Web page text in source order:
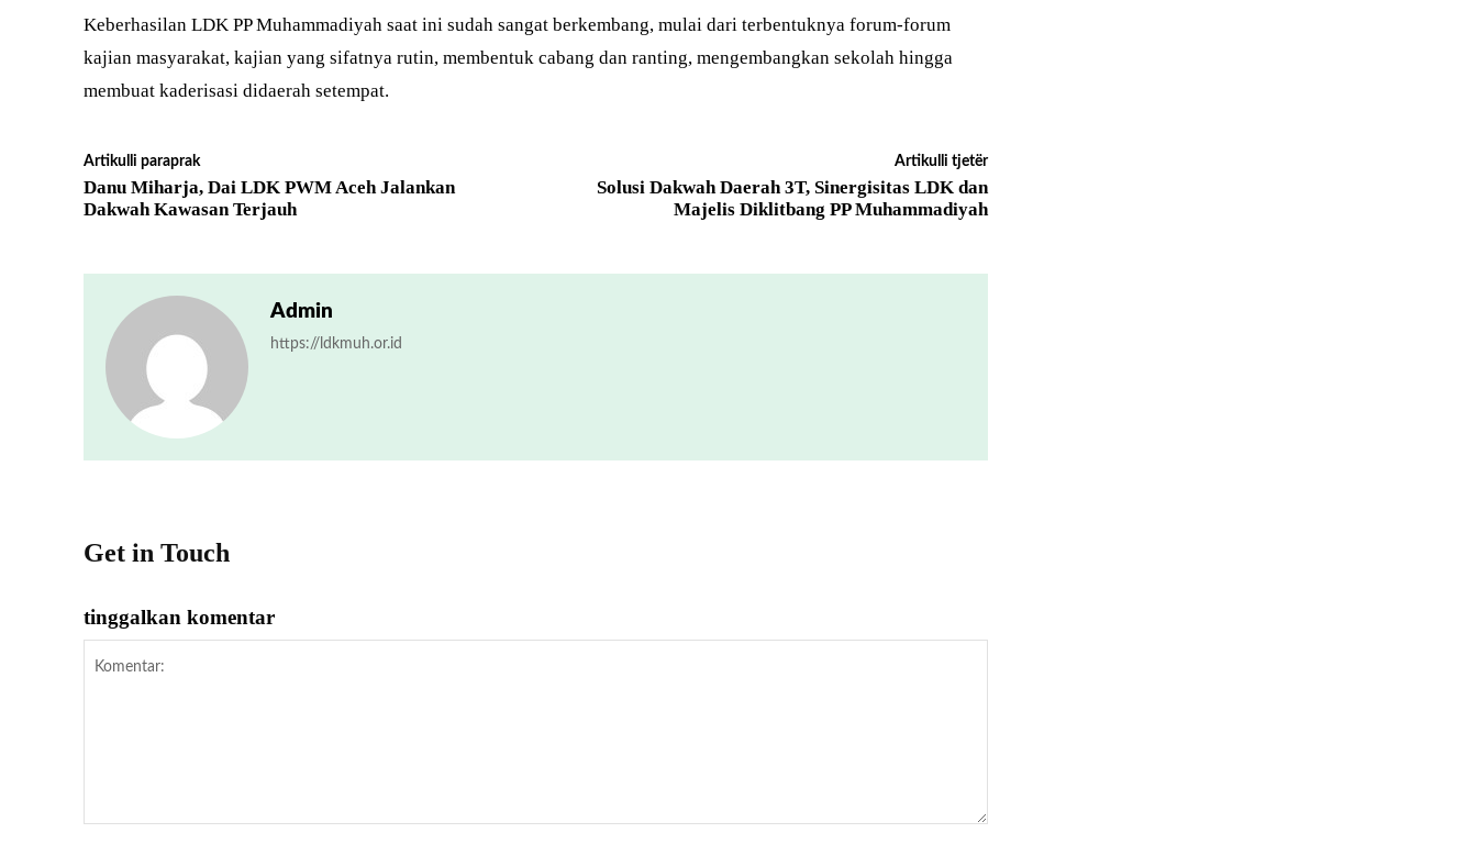
Keberhasilan LDK PP Muhammadiyah saat ini sudah sangat berkembang, mulai dari terbentuknya forum-forum
kajian masyarakat, kajian yang sifatnya rutin, membentuk cabang dan ranting, mengembangkan sekolah hingga
membuat kaderisasi didaerah setempat.
Artikulli paraprak
Danu Miharja, Dai LDK PWM Aceh Jalankan
Dakwah Kawasan Terjauh
Artikulli tjetër
Solusi Dakwah Daerah 3T, Sinergisitas LDK dan
Majelis Diklitbang PP Muhammadiyah
Admin
https://ldkmuh.or.id
Get in Touch
tinggalkan komentar